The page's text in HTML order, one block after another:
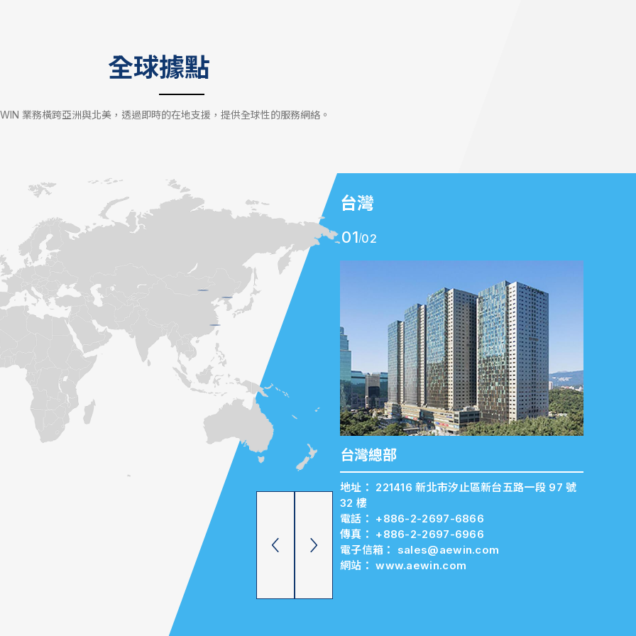
全球據點
業務橫跨亞洲與北美，透過即時的在地支援，提供全球性的服務網絡。
台灣
01 02
台灣工廠
地址： 221416 新北市汐止區新台五路一段 97 號
11 樓
電話：
+886-2-8692-6677
傳真：
+886-2-2697-5880
電子信箱：
sales@aewin.com
網站：
台灣總部
地址： 221416 新北市汐止區新台五路一段 97 號
32 樓
電話： +886-2-2697-6866
傳真： +886-2-2697-6966
電子信箱： sales@aewin.com
網站：www.aewin.com